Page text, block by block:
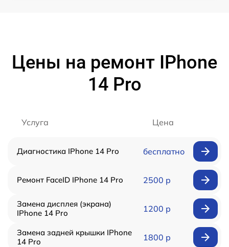
Цены на ремонт IPhone
14 Pro
Услуга Цена
Диагностика IPhone 14 Pro бесплатно
Ремонт FaceID IPhone 14 Pro 2500 р
Замена дисплея (экрана)
IPhone 14 Pro
1200 р
Замена задней крышки IPhone
14 Pro
1800 р